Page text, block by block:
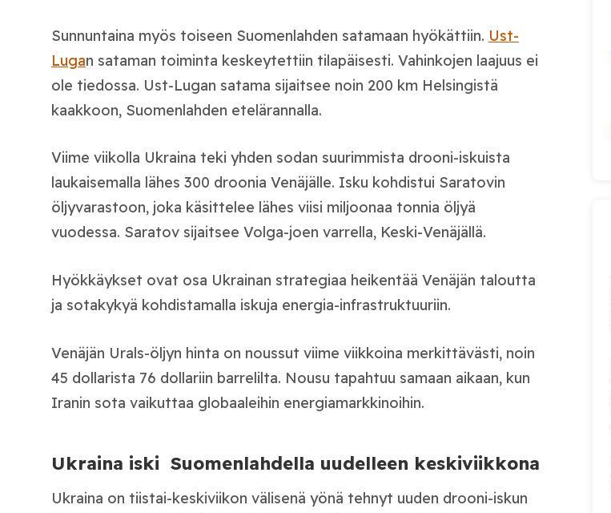
Sunnuntaina myös toiseen Suomenlahden satamaan hyökättiin. Ust-
Lugan sataman toiminta keskeytettiin tilapäisesti. Vahinkojen laajuus ei
ole tiedossa. Ust-Lugan satama sijaitsee noin 200 km Helsingistä
kaakkoon, Suomenlahden etelärannalla.
Viime viikolla Ukraina teki yhden sodan suurimmista drooni-iskuista
laukaisemalla lähes 300 droonia Venäjälle. Isku kohdistui Saratovin
öljyvarastoon, joka käsittelee lähes viisi miljoonaa tonnia öljyä
vuodessa. Saratov sijaitsee Volga-joen varrella, Keski-Venäjällä.
Hyökkäykset ovat osa Ukrainan strategiaa heikentää Venäjän taloutta
ja sotakykyä kohdistamalla iskuja energia-infrastruktuuriin.
Venäjän Urals-öljyn hinta on noussut viime viikkoina merkittävästi, noin
45 dollarista 76 dollariin barrelilta. Nousu tapahtuu samaan aikaan, kun
Iranin sota vaikuttaa globaaleihin energiamarkkinoihin.
Ukraina iski Suomenlahdella uudelleen keskiviikkona
Ukraina on tiistai-keskiviikon välisenä yönä tehnyt uuden drooni-iskun